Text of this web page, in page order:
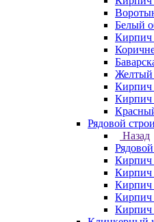
Белый
Кирпич
Желтый
Кирпич
Кирпич
Рядовой
Назад
Кирпич
Кирпич